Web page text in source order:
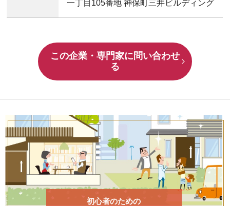
一丁目105番地 神保町三井ビルディング
この企業・専門家に問い合わせ
る
初心者のための